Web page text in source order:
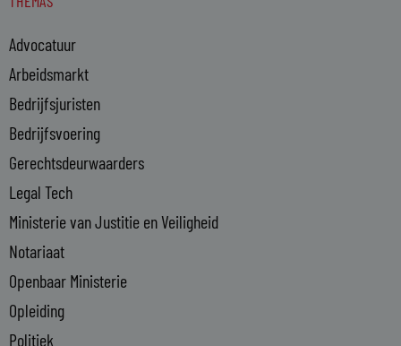
d
i
n
-
i
n
Advocatuur
Arbeidsmarkt
Bedrijfsjuristen
Bedrijfsvoering
Gerechtsdeurwaarders
Legal Tech
Ministerie van Justitie en Veiligheid
Notariaat
Openbaar Ministerie
Opleiding
Politiek